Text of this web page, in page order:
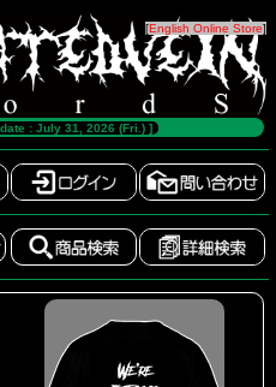
[English Online Store]
: July 31, 2026 (Fri.) ]